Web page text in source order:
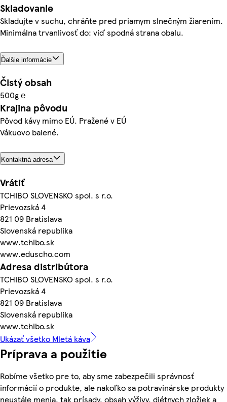
Skladovanie
Skladujte v suchu, chráňte pred priamym slnečným žiarením.
Minimálna trvanlivosť do: viď spodná strana obalu.
Ďalšie informácie
Čistý obsah
500g ℮
Krajina pôvodu
Pôvod kávy mimo EÚ. Pražené v EÚ
Vákuovo balené.
Kontaktná adresa
Vrátiť
TCHIBO SLOVENSKO spol. s r.o.
Prievozská 4
821 09 Bratislava
Slovenská republika
www.tchibo.sk
www.eduscho.com
Adresa distribútora
TCHIBO SLOVENSKO spol. s r.o.
Prievozská 4
821 09 Bratislava
Slovenská republika
www.tchibo.sk
Ukázať všetko Mletá káva
Príprava a použitie
Robíme všetko pre to, aby sme zabezpečili správnosť
informácií o produkte, ale nakoľko sa potravinárske produkty
neustále menia, tak prísady, obsah výživy, diétnych zložiek a